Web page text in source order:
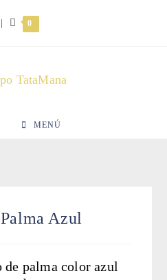
| 0
MENÚ
Azul
de palma color azul